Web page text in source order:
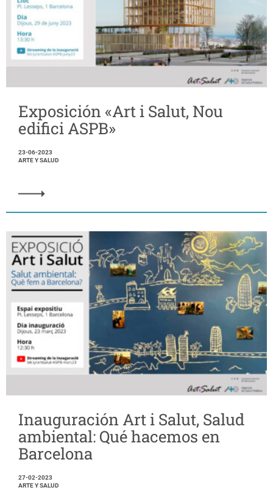
Exposición «Art i Salut, Nou
edifici ASPB»
23-06-2023
ARTE Y SALUD
Inauguración Art i Salut, Salud
ambiental: Qué hacemos en
Barcelona
27-02-2023
ARTE Y SALUD